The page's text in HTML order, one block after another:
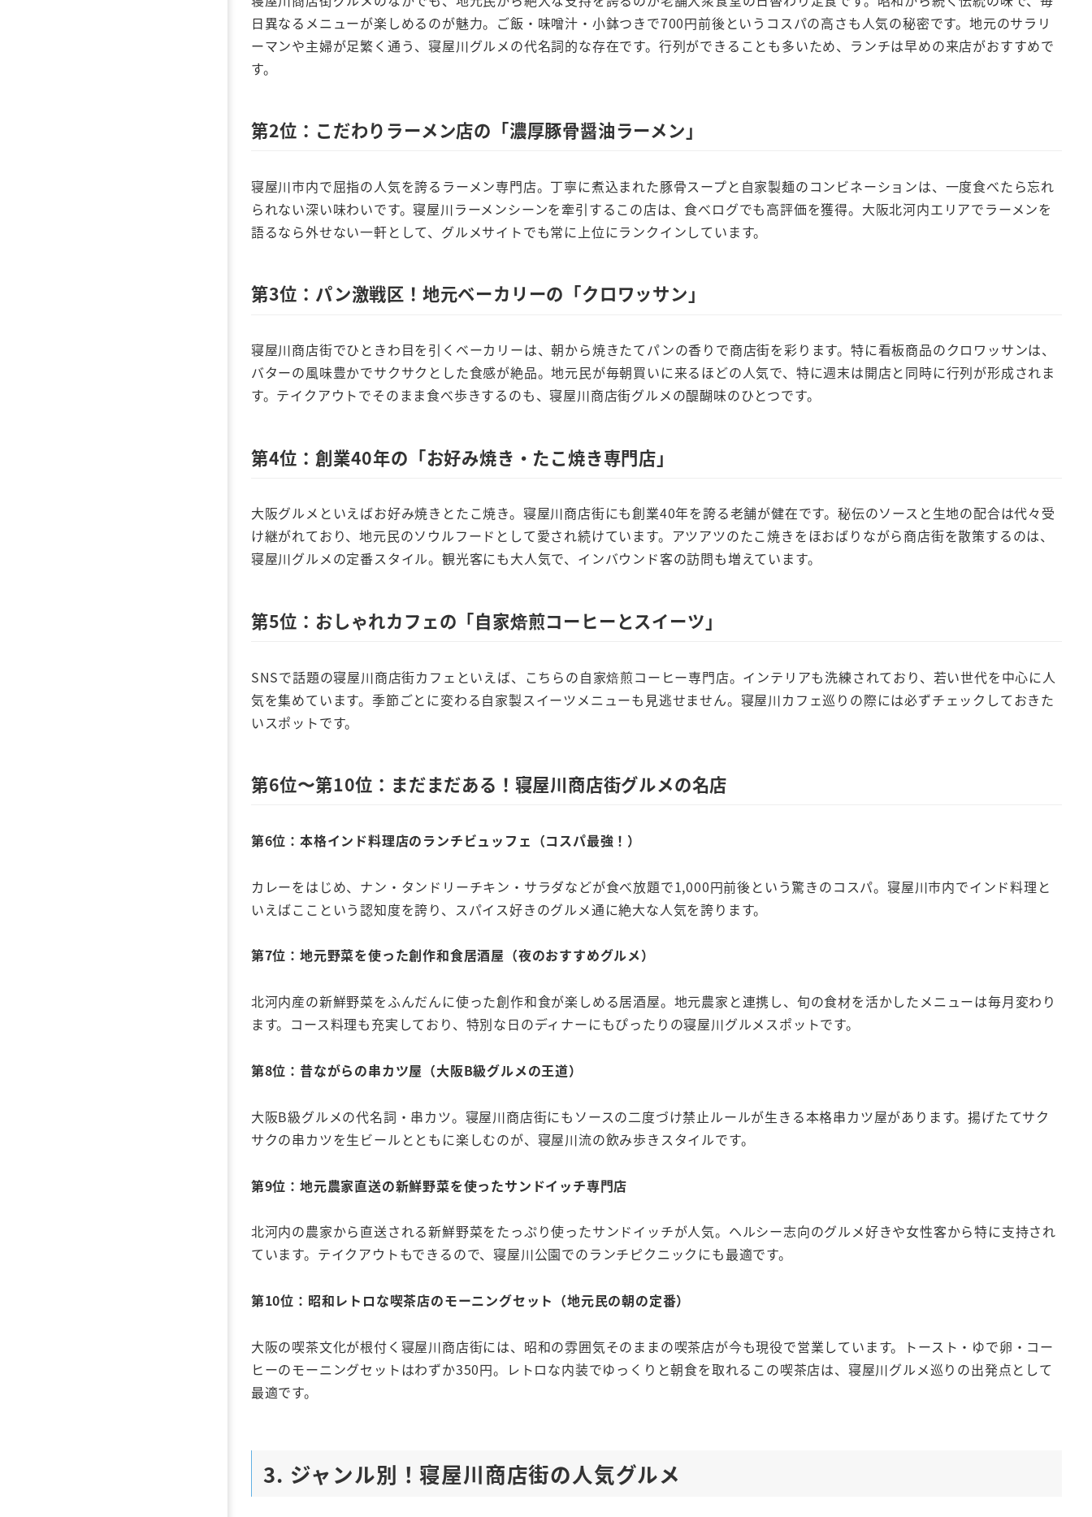
日異なるメニューが楽しめるのが魅力。ご飯・味噌汁・小鉢つきで700円前後というコスパの高さも人気の秘密です。地元のサラリ
ーマンや主婦が足繁く通う、寝屋川グルメの代名詞的な存在です。行列ができることも多いため、ランチは早めの来店がおすすめで
す。
第2位：こだわりラーメン店の「濃厚豚骨醤油ラーメン」
寝屋川市内で屈指の人気を誇るラーメン専門店。丁寧に煮込まれた豚骨スープと自家製麺のコンビネーションは、一度食べたら忘れ
られない深い味わいです。寝屋川ラーメンシーンを牽引するこの店は、食べログでも高評価を獲得。大阪北河内エリアでラーメンを
語るなら外せない一軒として、グルメサイトでも常に上位にランクインしています。
第3位：パン激戦区！地元ベーカリーの「クロワッサン」
寝屋川商店街でひときわ目を引くベーカリーは、朝から焼きたてパンの香りで商店街を彩ります。特に看板商品のクロワッサンは、
バターの風味豊かでサクサクとした食感が絶品。地元民が毎朝買いに来るほどの人気で、特に週末は開店と同時に行列が形成されま
す。テイクアウトでそのまま食べ歩きするのも、寝屋川商店街グルメの醍醐味のひとつです。
第4位：創業40年の「お好み焼き・たこ焼き専門店」
大阪グルメといえばお好み焼きとたこ焼き。寝屋川商店街にも創業40年を誇る老舗が健在です。秘伝のソースと生地の配合は代々受
け継がれており、地元民のソウルフードとして愛され続けています。アツアツのたこ焼きをほおばりながら商店街を散策するのは、
寝屋川グルメの定番スタイル。観光客にも大人気で、インバウンド客の訪問も増えています。
第5位：おしゃれカフェの「自家焙煎コーヒーとスイーツ」
SNSで話題の寝屋川商店街カフェといえば、こちらの自家焙煎コーヒー専門店。インテリアも洗練されており、若い世代を中心に人
気を集めています。季節ごとに変わる自家製スイーツメニューも見逃せません。寝屋川カフェ巡りの際には必ずチェックしておきた
いスポットです。
第6位〜第10位：まだまだある！寝屋川商店街グルメの名店
第6位：本格インド料理店のランチビュッフェ（コスパ最強！）
カレーをはじめ、ナン・タンドリーチキン・サラダなどが食べ放題で1,000円前後という驚きのコスパ。寝屋川市内でインド料理と
いえばここという認知度を誇り、スパイス好きのグルメ通に絶大な人気を誇ります。
第7位：地元野菜を使った創作和食居酒屋（夜のおすすめグルメ）
北河内産の新鮮野菜をふんだんに使った創作和食が楽しめる居酒屋。地元農家と連携し、旬の食材を活かしたメニューは毎月変わり
ます。コース料理も充実しており、特別な日のディナーにもぴったりの寝屋川グルメスポットです。
第8位：昔ながらの串カツ屋（大阪B級グルメの王道）
大阪B級グルメの代名詞・串カツ。寝屋川商店街にもソースの二度づけ禁止ルールが生きる本格串カツ屋があります。揚げたてサク
サクの串カツを生ビールとともに楽しむのが、寝屋川流の飲み歩きスタイルです。
第9位：地元農家直送の新鮮野菜を使ったサンドイッチ専門店
北河内の農家から直送される新鮮野菜をたっぷり使ったサンドイッチが人気。ヘルシー志向のグルメ好きや女性客から特に支持され
ています。テイクアウトもできるので、寝屋川公園でのランチピクニックにも最適です。
第10位：昭和レトロな喫茶店のモーニングセット（地元民の朝の定番）
大阪の喫茶文化が根付く寝屋川商店街には、昭和の雰囲気そのままの喫茶店が今も現役で営業しています。トースト・ゆで卵・コー
ヒーのモーニングセットはわずか350円。レトロな内装でゆっくりと朝食を取れるこの喫茶店は、寝屋川グルメ巡りの出発点として
最適です。
3. ジャンル別！寝屋川商店街の人気グルメ